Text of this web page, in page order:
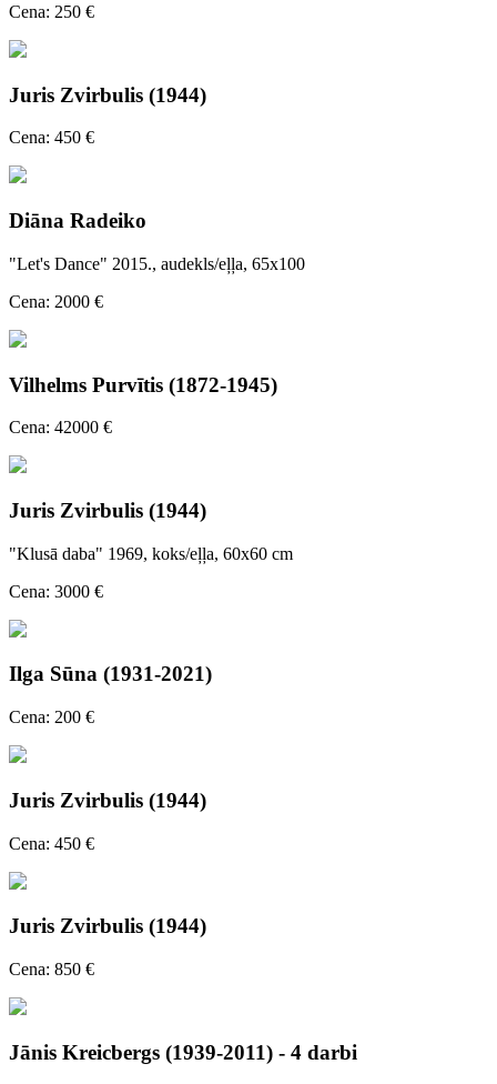
Cena: 250 €
Juris Zvirbulis (1944)
Cena: 450 €
Diāna Radeiko
"Let's Dance" 2015., audekls/eļļa, 65x100
Cena: 2000 €
Vilhelms Purvītis (1872-1945)
Cena: 42000 €
Juris Zvirbulis (1944)
"Klusā daba" 1969, koks/eļļa, 60x60 cm
Cena: 3000 €
Ilga Sūna (1931-2021)
Cena: 200 €
Juris Zvirbulis (1944)
Cena: 450 €
Juris Zvirbulis (1944)
Cena: 850 €
Jānis Kreicbergs (1939-2011) - 4 darbi